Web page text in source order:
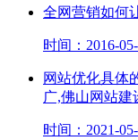
全网营销如何
时间：2016-
网站优化具体
广,佛山网站建
时间：2021-